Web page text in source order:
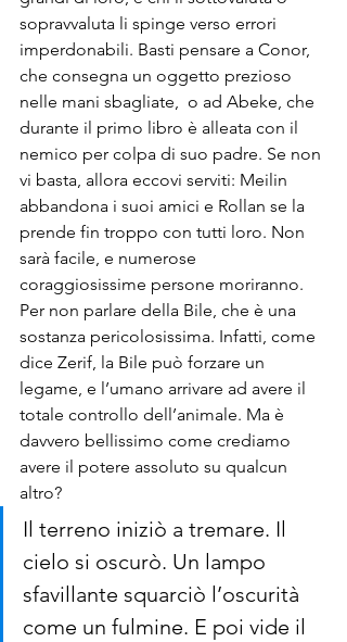
sopravvaluta li spinge verso errori
imperdonabili. Basti pensare a Conor,
che consegna un oggetto prezioso
nelle mani sbagliate,  o ad Abeke, che
durante il primo libro è alleata con il
nemico per colpa di suo padre. Se non
vi basta, allora eccovi serviti: Meilin
abbandona i suoi amici e Rollan se la
prende fin troppo con tutti loro. Non
sarà facile, e numerose
coraggiosissime persone moriranno.
Per non parlare della Bile, che è una
sostanza pericolosissima. Infatti, come
dice Zerif, la Bile può forzare un
legame, e l’umano arrivare ad avere il
totale controllo dell’animale. Ma è
davvero bellissimo come crediamo
avere il potere assoluto su qualcun
altro?
Il terreno iniziò a tremare. Il
cielo si oscurò. Un lampo
sfavillante squarciò l’oscurità
come un fulmine. E poi vide il